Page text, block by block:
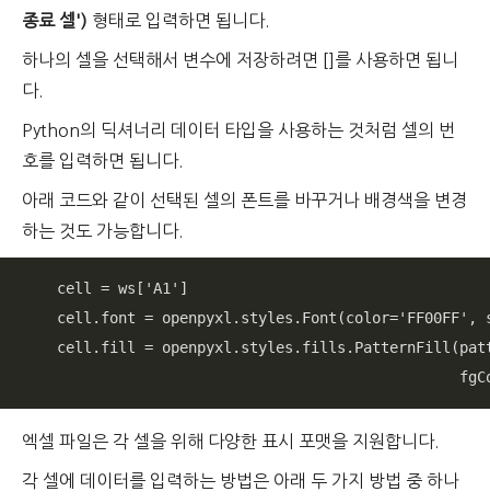
종료 셀') 형태로 입력하면 됩니다.
하나의 셀을 선택해서 변수에 저장하려면 []를 사용하면 됩니
다.
Python의 딕셔너리 데이터 타입을 사용하는 것처럼 셀의 번
호를 입력하면 됩니다.
아래 코드와 같이 선택된 셀의 폰트를 바꾸거나 배경색을 변경
하는 것도 가능합니다.
    cell = ws['A1']
cell.font = openpyxl.styles.Font(color='FF00FF',
cell.fill =
엑셀 파일은 각 셀을 위해 다양한 표시 포맷을 지원합니다.
각 셀에 데이터를 입력하는 방법은 아래 두 가지 방법 중 하나